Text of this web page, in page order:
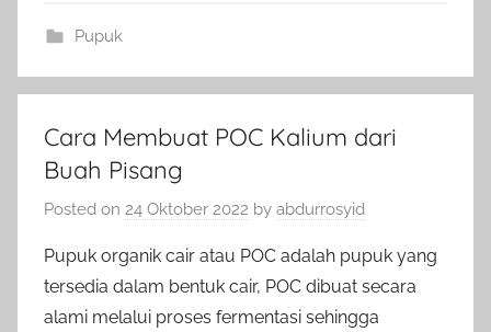
Pupuk
Cara Membuat POC Kalium dari
Buah Pisang
Posted on 24 Oktober 2022 by abdurrosyid
Pupuk organik cair atau POC adalah pupuk yang
tersedia dalam bentuk cair, POC dibuat secara
alami melalui proses fermentasi sehingga